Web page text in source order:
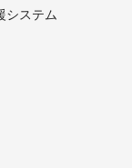
システム